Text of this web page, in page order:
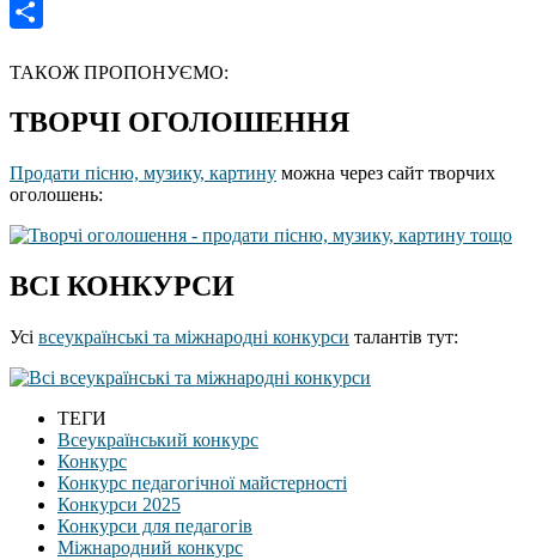
Gmail
ТАКОЖ ПРОПОНУЄМО:
ТВОРЧІ ОГОЛОШЕННЯ
Продати пісню, музику, картину можна через сайт творчих
оголошень:
ВСІ КОНКУРСИ
Усі всеукраїнські та міжнародні конкурси талантів тут:
ТЕГИ
Всеукраїнський конкурс
Конкурс
Конкурс педагогічної майстерності
Конкурси 2025
Конкурси для педагогів
Міжнародний конкурс